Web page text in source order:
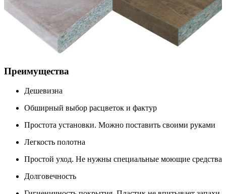
Преимущества
Дешевизна
Обширный выбор расцветок и фактур
Простота установки. Можно поставить своими руками
Легкость полотна
Простой уход. Не нужны специальные моющие средства
Долговечность